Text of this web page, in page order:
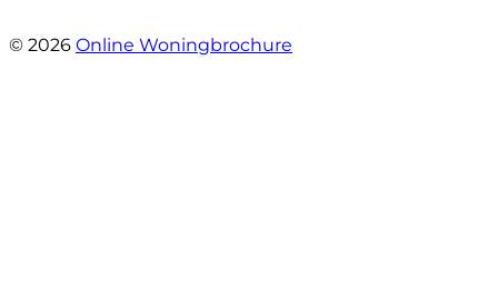
© 2026 Online Woningbrochure